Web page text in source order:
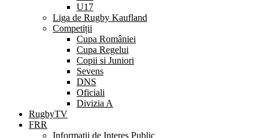
U17
Liga de Rugby Kaufland
Competiții
Cupa României
Cupa Regelui
Copii si Juniori
Sevens
DNS
Oficiali
Divizia A
RugbyTV
FRR
Informații de Interes Public